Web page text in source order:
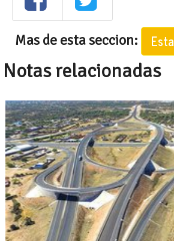
Mas de esta seccion:
Notas relacionadas